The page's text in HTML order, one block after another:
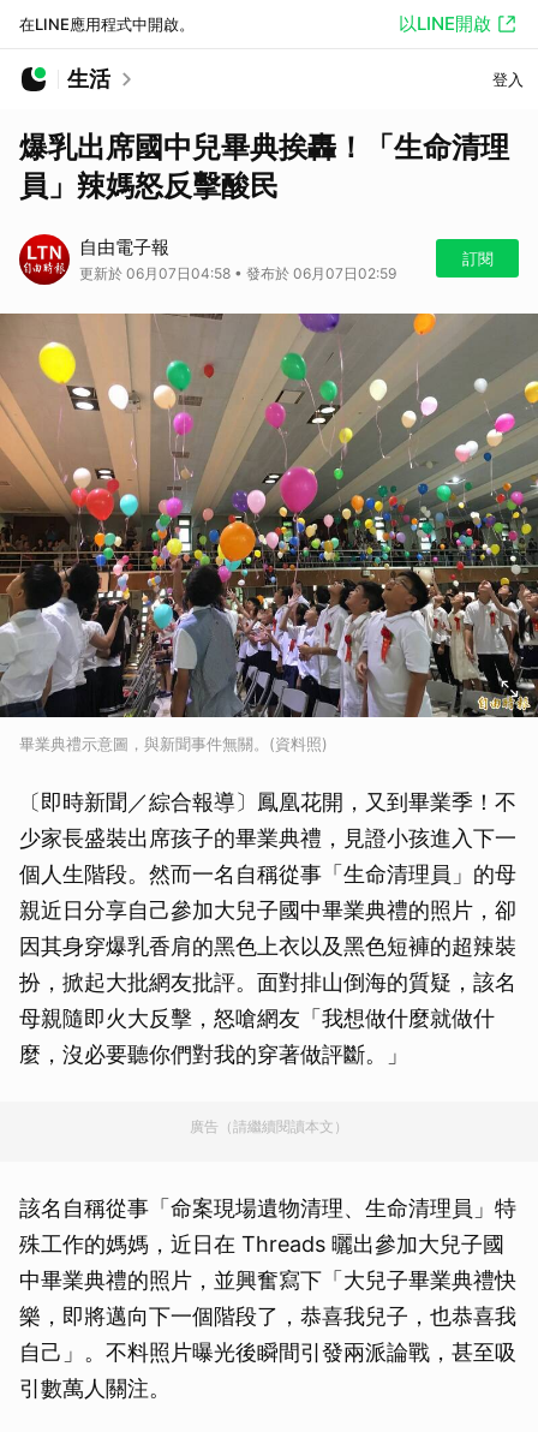
在LINE應用程式中開啟。 以LINE開啟
生活 登入
爆乳出席國中兒畢典挨轟！「生命清理
員」辣媽怒反擊酸民
自由電子報
更新於 06月07日04:58 • 發布於 06月07日02:59
訂閱
畢業典禮示意圖，與新聞事件無關。(資料照)
〔即時新聞／綜合報導〕鳳凰花開，又到畢業季！不
少家長盛裝出席孩子的畢業典禮，見證小孩進入下一
個人生階段。然而一名自稱從事「生命清理員」的母
親近日分享自己參加大兒子國中畢業典禮的照片，卻
因其身穿爆乳香肩的黑色上衣以及黑色短褲的超辣裝
扮，掀起大批網友批評。面對排山倒海的質疑，該名
母親隨即火大反擊，怒嗆網友「我想做什麼就做什
麼，沒必要聽你們對我的穿著做評斷。」
廣告（請繼續閱讀本文）
該名自稱從事「命案現場遺物清理、生命清理員」特
殊工作的媽媽，近日在 Threads 曬出參加大兒子國
中畢業典禮的照片，並興奮寫下「大兒子畢業典禮快
樂，即將邁向下一個階段了，恭喜我兒子，也恭喜我
自己」。不料照片曝光後瞬間引發兩派論戰，甚至吸
引數萬人關注。